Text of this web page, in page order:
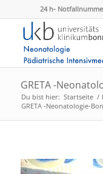
24 h-
GRETA -
Du bist hier: Startseite /
GRETA -Neonatologie-